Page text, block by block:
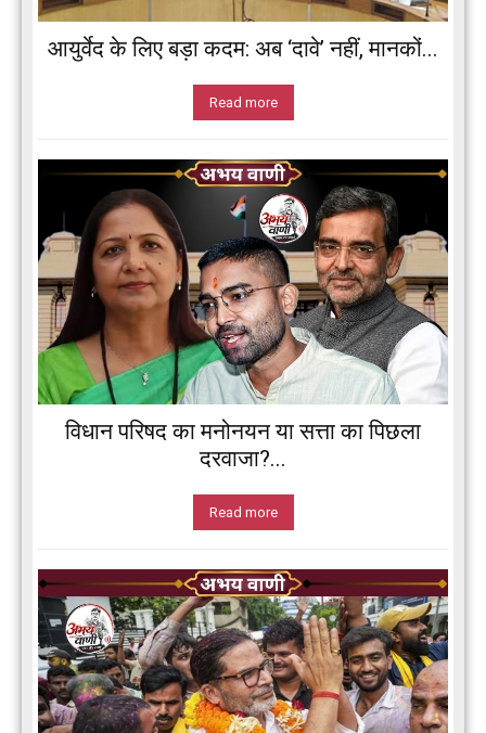
आयुर्वेद के लिए बड़ा कदम: अब ‘दावे’ नहीं, मानकों...
Read more
विधान परिषद का मनोनयन या सत्ता का पिछला
दरवाजा?...
Read more